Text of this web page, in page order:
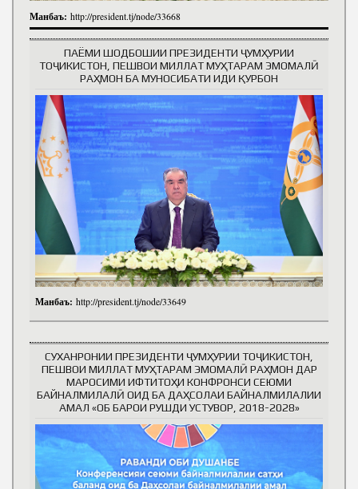
Манбаъ: http://president.tj/node/33668
ПАЁМИ ШОДБОШИИ ПРЕЗИДЕНТИ ҶУМҲУРИИ
ТОҶИКИСТОН, ПЕШВОИ МИЛЛАТ МУҲТАРАМ ЭМОМАЛӢ
РАҲМОН БА МУНОСИБАТИ ИДИ ҚУРБОН
Манбаъ: http://president.tj/node/33649
СУХАНРОНИИ ПРЕЗИДЕНТИ ҶУМҲУРИИ ТОҶИКИСТОН,
ПЕШВОИ МИЛЛАТ МУҲТАРАМ ЭМОМАЛӢ РАҲМОН ДАР
МАРОСИМИ ИФТИТОҲИ КОНФРОНСИ СЕЮМИ
БАЙНАЛМИЛАЛӢ ОИД БА ДАҲСОЛАИ БАЙНАЛМИЛАЛИИ
АМАЛ «ОБ БАРОИ РУШДИ УСТУВОР, 2018-2028»